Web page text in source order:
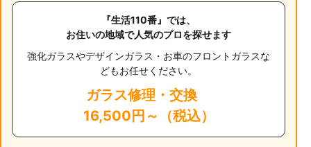
『生活110番』では、
お住いの地域で人気のプロを探せます
強化ガラスやデザインガラス・お車のフロントガラスな
どもお任せください。
ガラス修理・交換
16,500円～（税込）